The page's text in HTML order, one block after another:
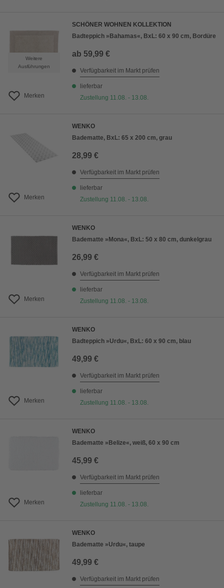
Weitere
Ausführungen
Merken
SCHÖNER WOHNEN KOLLEKTION
Badteppich »Bahamas«, BxL: 60 x 90 cm, Bordüre
ab 59,99 €
Verfügbarkeit im Markt prüfen
lieferbar
Zustellung 11.08. - 13.08.
Merken
WENKO
Badematte, BxL: 65 x 200 cm, grau
28,99 €
Verfügbarkeit im Markt prüfen
lieferbar
Zustellung 11.08. - 13.08.
Merken
WENKO
Badematte »Mona«, BxL: 50 x 80 cm, dunkelgrau
26,99 €
Verfügbarkeit im Markt prüfen
lieferbar
Zustellung 11.08. - 13.08.
Merken
WENKO
Badteppich »Urdu«, BxL: 60 x 90 cm, blau
49,99 €
Verfügbarkeit im Markt prüfen
lieferbar
Zustellung 11.08. - 13.08.
Merken
WENKO
Badematte »Belize«, weiß, 60 x 90 cm
45,99 €
Verfügbarkeit im Markt prüfen
lieferbar
Zustellung 11.08. - 13.08.
WENKO
Badematte »Urdu«, taupe
49,99 €
Verfügbarkeit im Markt prüfen